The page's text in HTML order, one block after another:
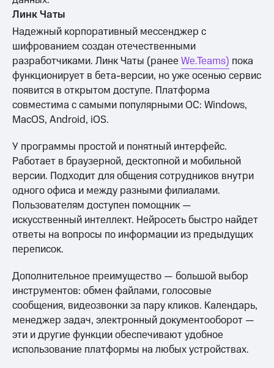
Линк Чаты
Надежный корпоративный мессенджер с
шифрованием создан отечественными
разработчиками. Линк Чаты (ранее We.Teams) пока
функционирует в бета-версии, но уже осенью сервис
появится в открытом доступе. Платформа
совместима с самыми популярными ОС: Windows,
MacOS, Android, iOS.
У программы простой и понятный интерфейс.
Работает в браузерной, десктопной и мобильной
версии. Подходит для общения сотрудников внутри
одного офиса и между разными филиалами.
Пользователям доступен помощник —
искусственный интеллект. Нейросеть быстро найдет
ответы на вопросы по информации из предыдущих
переписок.
Дополнительное преимущество — большой выбор
инструментов: обмен файлами, голосовые
сообщения, видеозвонки за пару кликов. Календарь,
менеджер задач, электронный документооборот —
эти и другие функции обеспечивают удобное
использование платформы на любых устройствах.